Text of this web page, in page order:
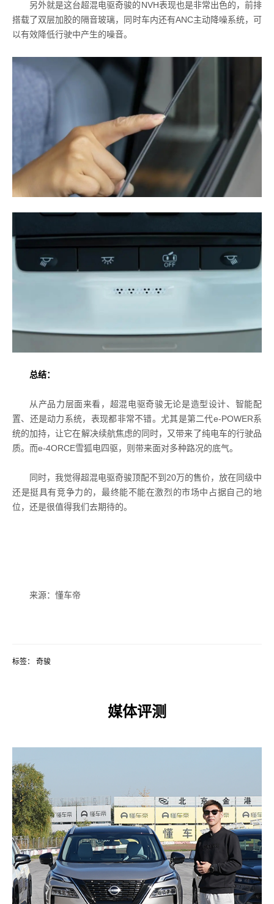
另外就是这台超混电驱奇骏的NVH表现也是非常出色的，前排
搭载了双层加胶的隔音玻璃，同时车内还有ANC主动降噪系统，可
以有效降低行驶中产生的噪音。
总结：
从产品力层面来看，超混电驱奇骏无论是造型设计、智能配
置、还是动力系统，表现都非常不错。尤其是第二代e-POWER系
统的加持，让它在解决续航焦虑的同时，又带来了纯电车的行驶品
质。而e-4ORCE雪狐电四驱，则带来面对多种路况的底气。
同时，我觉得超混电驱奇骏顶配不到20万的售价，放在同级中
还是挺具有竞争力的，最终能不能在激烈的市场中占据自己的地
位，还是很值得我们去期待的。
来源：懂车帝
标签： 奇骏
媒体评测